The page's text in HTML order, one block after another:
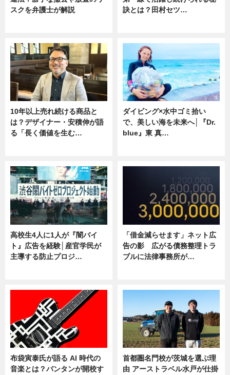
スクを弁護士が解説
訣とは？田村セツ…
10年以上売れ続ける商品と
は？デザイナー・安積伸が語
る「長く価値を生む…
ダイビング×水中ゴミ拾い
で、美しい海を未来へ│『Dr.
blue』東 真…
高校生4人に1人が『闇バイ
ト』広告を経験│産官学民が
主導する防止プロジ…
「借金減らせます」ネット広
告の影 広がる債務整理トラ
ブルに法律事務所が…
布袋寅泰氏が語る AI 時代の
音楽とは？バンタンが開校す
首都圏名門校が茨城を選ぶ理
由 アーストラベル水戸が仕掛